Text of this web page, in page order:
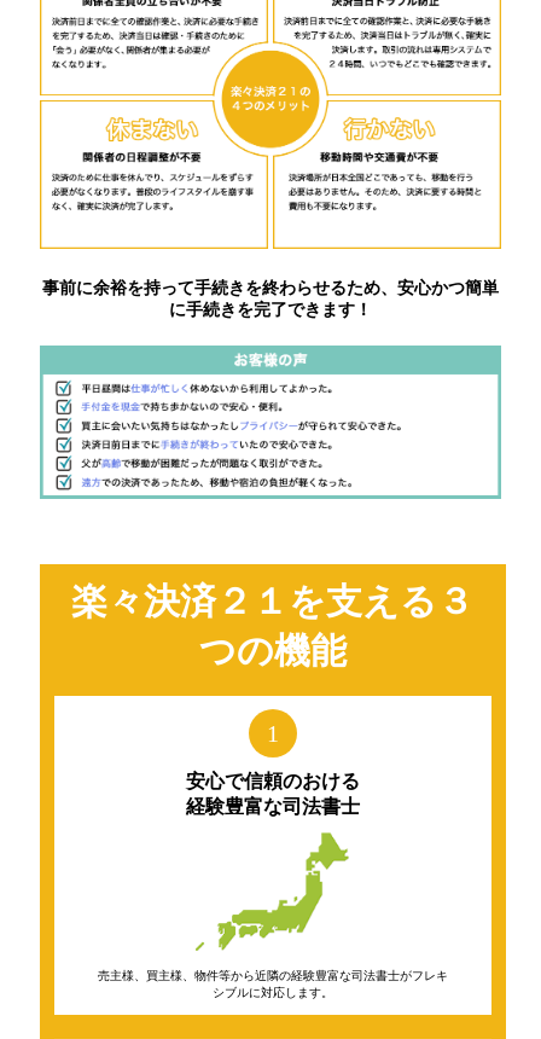
事前に余裕を持って手続きを終わらせるため、安心かつ簡単
に手続きを完了できます！
楽々決済２１を支える３
つの機能
1
安心で信頼のおける
経験豊富な司法書士
売主様、買主様、物件等から近隣の経験豊富な司法書士がフレキ
シブルに対応します。